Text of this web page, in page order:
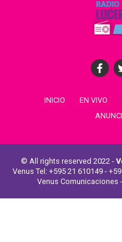
INICIO EN VIVO
© All rights reserved 2022 -
Venus Tel: +595 21 610149 -
Venus Comunicaciones -